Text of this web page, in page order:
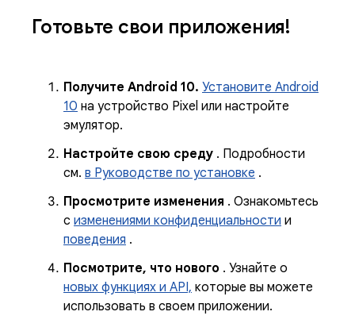
Готовьте свои приложения!
Получите Android 10. Установите Android
10 на устройство Pixel или настройте
эмулятор.
Настройте свою среду . Подробности
см. в Руководстве по установке .
Просмотрите изменения . Ознакомьтесь
с изменениями конфиденциальности и
поведения .
Посмотрите, что нового . Узнайте о
новых функциях и API, которые вы можете
использовать в своем приложении.